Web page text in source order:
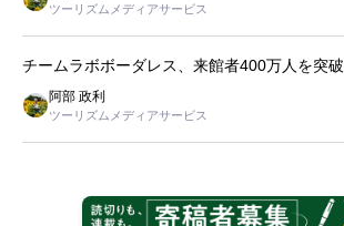
ツーリズムメディアサービス
チームラボボーダレス、来館者400万人を突破
阿部 政利
ツーリズムメディアサービス